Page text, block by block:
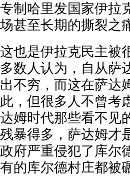
专制哈里发国家伊拉
场甚至长期的撕裂之
这也是伊拉克民主被
多数人认为，自从萨
出不穷，而这在萨达
此，但很多人不曾考
达姆时代那些看不见
残暴得多，萨达姆才
政府严重侵犯了库尔
有的库尔德村庄都被